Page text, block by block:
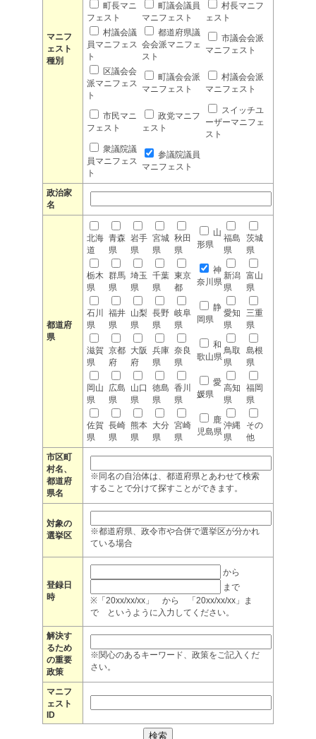
マニフ
ェスト
種別
町長マニ
フェスト
町議会議員
マニフェスト
村長マニフ
ェスト
村議会議
員マニフェス
ト
都道府県議
会会派マニフェ
スト
市議会会派
マニフェスト
区議会会
派マニフェス
ト
町議会会派
マニフェスト
村議会会派
マニフェスト
市民マニ
フェスト
政党マニフ
ェスト
スイッチユ
ーザーマニフェ
スト
衆議院議
員マニフェス
ト
参議院議員
マニフェスト
政治家
名
都道府
県
北海
道
青森
県
岩手
県
宮城
県
秋田
県
山
形県
福島
県
茨城
県
栃木
県
群馬
県
埼玉
県
千葉
県
東京
都
神
奈川県
新潟
県
富山
県
石川
県
福井
県
山梨
県
長野
県
岐阜
県
静
岡県
愛知
県
三重
県
滋賀
県
京都
府
大阪
府
兵庫
県
奈良
県
和
歌山県
鳥取
県
島根
県
岡山
県
広島
県
山口
県
徳島
県
香川
県
愛
媛県
高知
県
福岡
県
佐賀
県
長崎
県
熊本
県
大分
県
宮崎
県
鹿
児島県
沖縄
県
その
他
市区町
村名、
都道府
県名
※同名の自治体は、都道府県とあわせて検索
することで分けて探すことができます。
対象の
選挙区
※都道府県、政令市や合併で選挙区が分かれ
ている場合
登録日
時
から
まで
※「20xx/xx/xx」 から 「20xx/xx/xx」ま
で というように入力してください。
解決す
るため
の重要
政策
※関心のあるキーワード、政策をご記入くだ
さい。
マニフ
ェスト
ID